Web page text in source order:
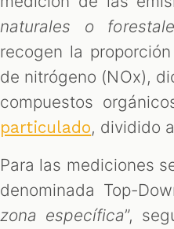
naturales
o
recogen la
de nitrógeno (NOx),
compuestos
particulado, dividido
Para las mediciones
denominada Top-
zona específica”,